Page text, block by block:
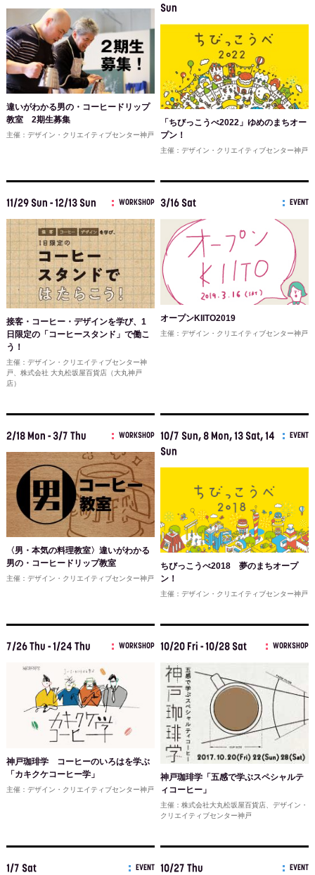
違いがわかる男の・コーヒードリップ
教室 2期生募集
主催：デザイン・クリエイティブセンター神戸
Sun
「ちびっこうべ2022」ゆめのまちオー
プン！
主催：デザイン・クリエイティブセンター神戸
11/29 Sun - 12/13 Sun WORKSHOP
接客・コーヒー・デザインを学び、1
日限定の「コーヒースタンド」で働こ
う！
主催：デザイン・クリエイティブセンター神
戸、株式会社 大丸松坂屋百貨店（大丸神戸
店）
3/16 Sat EVENT
オープンKIITO2019
主催：デザイン・クリエイティブセンター神戸
2/18 Mon - 3/7 Thu WORKSHOP
〈男・本気の料理教室〉違いがわかる
男の・コーヒードリップ教室
主催：デザイン・クリエイティブセンター神戸
10/7 Sun, 8 Mon, 13 Sat, 14
Sun
EVENT
ちびっこうべ2018 夢のまちオープ
ン！
主催：デザイン・クリエイティブセンター神戸
7/26 Thu - 1/24 Thu WORKSHOP
神戸珈琲学 コーヒーのいろはを学ぶ
「カキクケコーヒー学」
主催：デザイン・クリエイティブセンター神戸
10/20 Fri - 10/28 Sat WORKSHOP
神戸珈琲学「五感で学ぶスペシャルテ
ィコーヒー」
主催：株式会社大丸松坂屋百貨店、デザイン・
クリエイティブセンター神戸
1/7 Sat EVENT 10/27 Thu EVENT